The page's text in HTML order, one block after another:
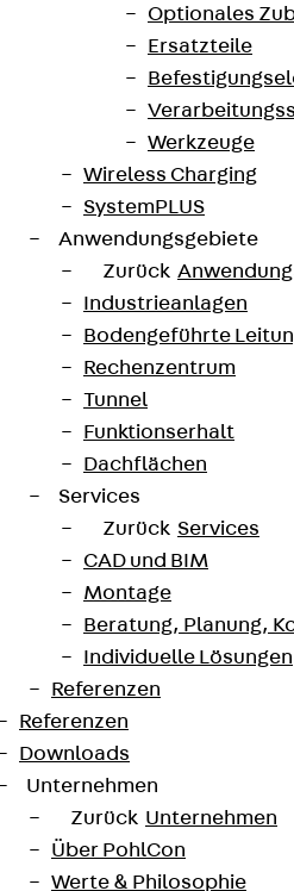
Optionales
Ersatzteile
Werkzeuge
Wireless Charging
SystemPLUS
Anwendungsgebiete
Zurück
Industrieanlagen
Bodengeführte
Rechenzentrum
Tunnel
Funktionserhalt
Dachflächen
Services
Zurück Services
CAD und BIM
Montage
Beratung, Planung,
Individuelle Lösungen
Referenzen
Referenzen
Downloads
Unternehmen
Zurück Unternehmen
Über PohlCon
Werte & Philosophie